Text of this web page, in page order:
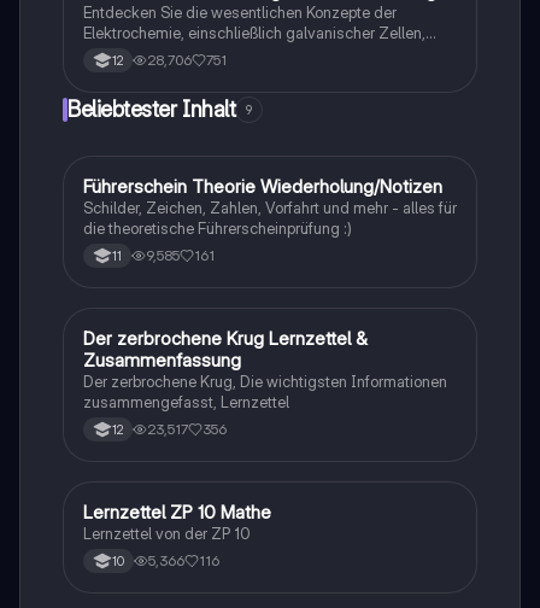
Entdecken Sie die wesentlichen Konzepte der
Elektrochemie, einschließlich galvanischer Zellen,
Elektrolyse, Redoxreaktionen und der Herstellung von
Aluminium. Diese Zusammenfassung bietet einen
elektrochemische Serien und die Funktionsweise von
12 28,706 751
Beliebtester Inhalt 9
Lerntipps
Führerschein Theorie Wiederholung/Notizen
Schilder, Zeichen, Zahlen, Vorfahrt und mehr - alles für
die theoretische Führerscheinprüfung :)
11 9,585 161
Deutsch
Der zerbrochene Krug Lernzettel &
Zusammenfassung
Der zerbrochene Krug, Die wichtigsten Informationen
zusammengefasst, Lernzettel
12 23,517 356
Mathe
Lernzettel ZP 10 Mathe
Lernzettel von der ZP 10
10 5,366 116